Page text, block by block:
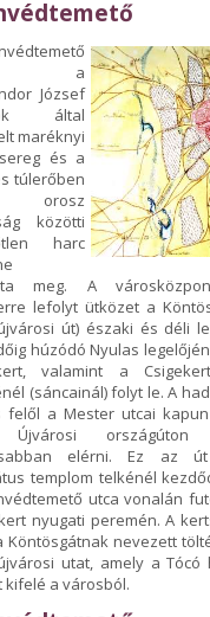
a
József
által
maréknyi
és a
túlerőben
orosz
közötti
harc
meg. A
lefolyt ütközet a
út) északi és déli
húzódó Nyulas
valamint a
(sáncainál) folyt le. A
felől a Mester utcai
Újvárosi országúton
elérni. Ez az
templom telkénél
utca vonalán
nyugati peremén. A
Köntösgátnak nevezett
utat, amely a Tócó
kifelé a városból.